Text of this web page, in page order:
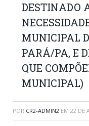
DESTINADO
MUNICIPAL
PARÁ/PA, E
QUE
MUNICIPAL)
POR CR2-ADMIN2 EM 22 DE